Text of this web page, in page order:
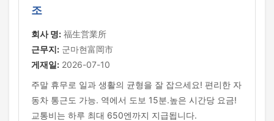
조
회사 명: 福生営業所
근무지: 군마현富岡市
게재일: 2026-07-10
주말 휴무로 일과 생활의 균형을 잘 잡으세요! 편리한 자
동차 통근도 가능. 역에서 도보 15분.높은 시간당 요금!
교통비는 하루 최대 650엔까지 지급됩니다.